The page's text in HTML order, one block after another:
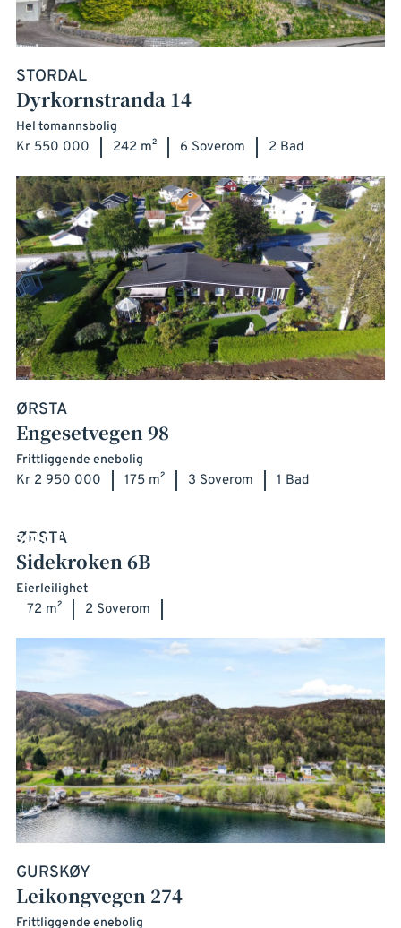
STORDAL
Dyrkornstranda 14
Hel tomannsbolig
Kr 550 000 242 m² 6 Soverom 2 Bad
ØRSTA
Engesetvegen 98
Frittliggende enebolig
Kr 2 950 000 175 m² 3 Soverom 1 Bad
ØRSTA
Sidekroken 6B
Eierleilighet
72 m² 2 Soverom
GURSKØY
Leikongvegen 274
Frittliggende enebolig